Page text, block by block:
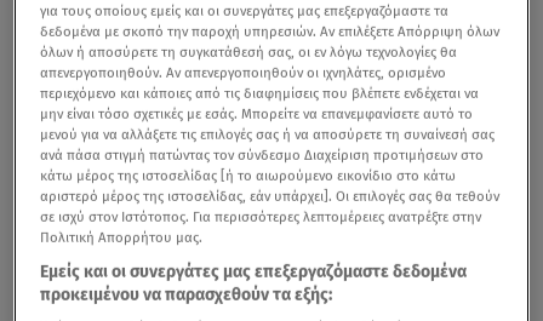
για τους οποίους εμείς και οι συνεργάτες μας επεξεργαζόμαστε τα
δεδομένα με σκοπό την παροχή υπηρεσιών. Αν επιλέξετε Απόρριψη όλων
όλων ή αποσύρετε τη συγκατάθεσή σας, οι εν λόγω τεχνολογίες θα
απενεργοποιηθούν. Αν απενεργοποιηθούν οι ιχνηλάτες, ορισμένο
περιεχόμενο και κάποιες από τις διαφημίσεις που βλέπετε ενδέχεται να
μην είναι τόσο σχετικές με εσάς. Μπορείτε να επανεμφανίσετε αυτό το
μενού για να αλλάξετε τις επιλογές σας ή να αποσύρετε τη συναίνεσή σας
ανά πάσα στιγμή πατώντας τον σύνδεσμο Διαχείριση προτιμήσεων στο
κάτω μέρος της ιστοσελίδας [ή το αιωρούμενο εικονίδιο στο κάτω
αριστερό μέρος της ιστοσελίδας, εάν υπάρχει]. Οι επιλογές σας θα τεθούν
σε ισχύ στον Ιστότοπος. Για περισσότερες λεπτομέρειες ανατρέξτε στην
Πολιτική Απορρήτου μας.
Εμείς και οι συνεργάτες μας επεξεργαζόμαστε δεδομένα
προκειμένου να παρασχεθούν τα εξής: